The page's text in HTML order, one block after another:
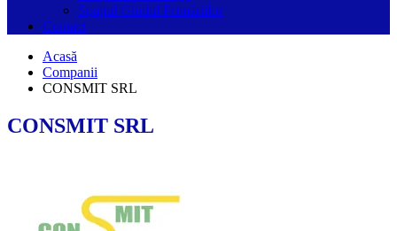
Spațiul Ghidul Primăriilor
Contact
Acasă
Companii
CONSMIT SRL
CONSMIT SRL